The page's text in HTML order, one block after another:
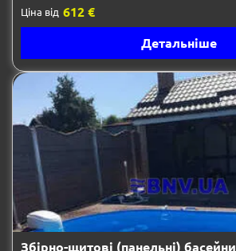
Ціна від 612 €
Детальніше
Збірно-щитові (панельні) басейни